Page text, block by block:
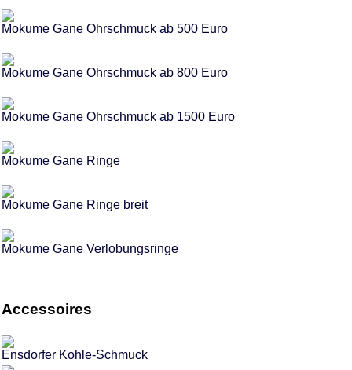
Mokume Gane Ohrschmuck ab 500 Euro
Mokume Gane Ohrschmuck ab 800 Euro
Mokume Gane Ohrschmuck ab 1500 Euro
Mokume Gane Ringe
Mokume Gane Ringe breit
Mokume Gane Verlobungsringe
Accessoires
Ensdorfer Kohle-Schmuck